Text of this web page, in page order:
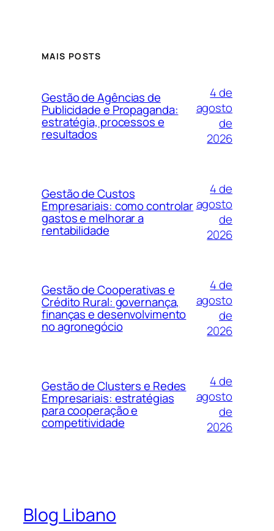
MAIS POSTS
Gestão de Agências de
Publicidade e Propaganda:
estratégia, processos e
resultados
4 de
agosto
de
2026
Gestão de Custos
Empresariais: como controlar
gastos e melhorar a
rentabilidade
4 de
agosto
de
2026
Gestão de Cooperativas e
Crédito Rural: governança,
finanças e desenvolvimento
no agronegócio
4 de
agosto
de
2026
Gestão de Clusters e Redes
Empresariais: estratégias
para cooperação e
competitividade
4 de
agosto
de
2026
Blog Libano